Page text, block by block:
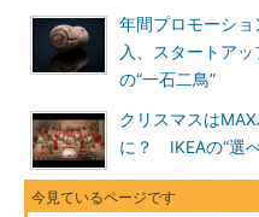
年間プロモーシ
入、スタートア
の“一石二鳥”
クリスマスは
に？ IKEAの“選